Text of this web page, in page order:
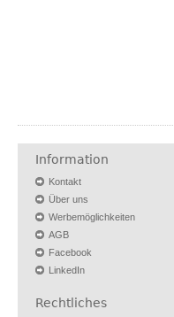
Information
Kontakt
Über uns
Werbemöglichkeiten
AGB
Facebook
LinkedIn
Rechtliches